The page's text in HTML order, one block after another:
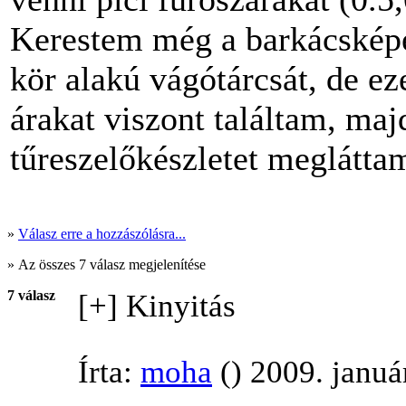
Kerestem még a
kör alakú vágótárcsát, de
árakat viszont találtam,
tűreszelőkészletet
» Válasz erre a hozzászólásra...
» Az összes 7 válasz megjelenítése
7 válasz
[+] Kinyitás
Írta: moha () 2009.